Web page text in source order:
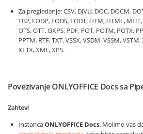
Za pregledanje: CSV, DJVU, DOC, DOCM,
FB2, FODP, FODS, FODT, HTM, HTML,
OTS, OTT, OXPS, PDF, POT, POTM, POTX,
PPTM, RTF, TXT, VSSX, VSDM, VSSM,
XLTX, XML, XPS.
Povezivanje ONLYOFFICE Docs sa
Zahtevi
InstancaONLYOFFICE Docs. Molimo vas